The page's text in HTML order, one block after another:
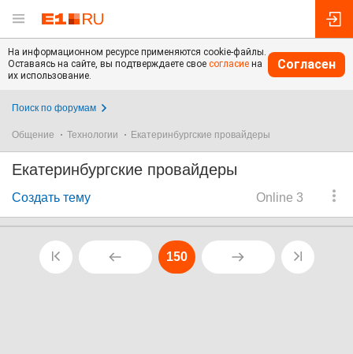
На информационном ресурсе применяются cookie-файлы.
Оставаясь на сайте, вы подтверждаете свое согласие на
их использование.
Согласен
Поиск по форумам
Общение Технологии Екатеринбургские провайдеры
Екатеринбургские провайдеры
Online 3
Создать тему
150